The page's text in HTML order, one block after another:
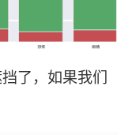
了，如果我们